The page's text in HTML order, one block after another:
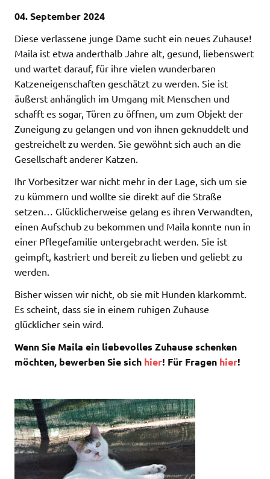
04. September 2024
Diese verlassene junge Dame sucht ein neues Zuhause!
Maila ist etwa anderthalb Jahre alt, gesund, liebenswert
und wartet darauf, für ihre vielen wunderbaren
Katzeneigenschaften geschätzt zu werden. Sie ist
äußerst anhänglich im Umgang mit Menschen und
schafft es sogar, Türen zu öffnen, um zum Objekt der
Zuneigung zu gelangen und von ihnen geknuddelt und
gestreichelt zu werden. Sie gewöhnt sich auch an die
Gesellschaft anderer Katzen.
Ihr Vorbesitzer war nicht mehr in der Lage, sich um sie
zu kümmern und wollte sie direkt auf die Straße
setzen… Glücklicherweise gelang es ihren Verwandten,
einen Aufschub zu bekommen und Maila konnte nun in
einer Pflegefamilie untergebracht werden. Sie ist
geimpft, kastriert und bereit zu lieben und geliebt zu
werden.
Bisher wissen wir nicht, ob sie mit Hunden klarkommt.
Es scheint, dass sie in einem ruhigen Zuhause
glücklicher sein wird.
Wenn Sie Maila ein liebevolles Zuhause schenken
möchten, bewerben Sie sich hier! Für Fragen hier!